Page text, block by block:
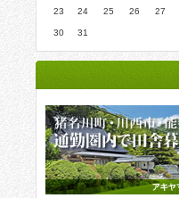
23 24 25 26 27
30 31